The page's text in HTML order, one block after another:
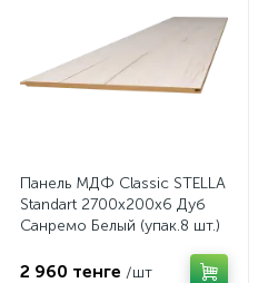
Панель МДФ Classic STELLA
Standart 2700х200х6 Дуб
Санремо Белый (упак.8 шт.)
2 960 тенге /шт